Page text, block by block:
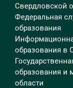
Свердловской
Федеральная
образования
образования в
образования и
области